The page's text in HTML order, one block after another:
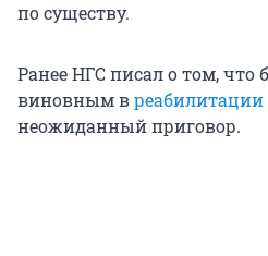
по существу.
Ранее НГС писал о том, что
виновным вреабилитации
неожиданный приговор.